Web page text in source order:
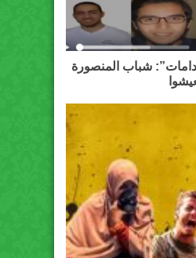
شباب المنصورة